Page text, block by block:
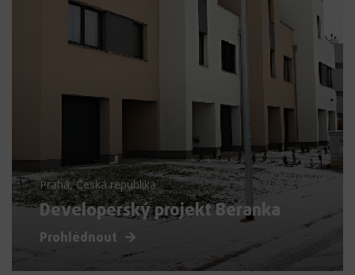
Praha, Česká republika
Developerský projekt Beranka
Prohlédnout